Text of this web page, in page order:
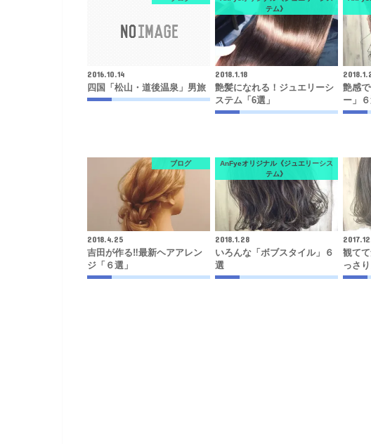
2016.10.14
四国「松山・道後温泉」男旅
テム》
2018.1.18
艶髪になれる！ジュエリーシ
ステム「6選」
艶感
ー」
ブログ
2018.4.25
吉田が作る‼︎最新ヘアアレン
ジ「６選」
AnFyeオリジナル《ジュエリーシス
テム》
2018.1.28
いろんな「ボブスタイル」６
選
観て
っさ